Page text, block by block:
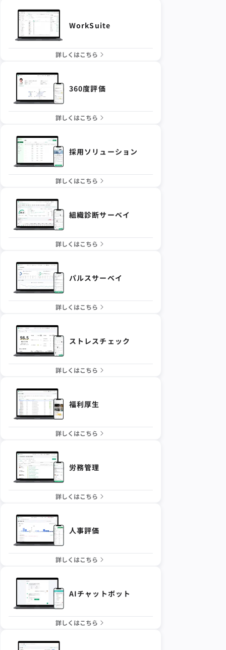
WorkSuite
詳しくはこちら
360度評価
詳しくはこちら
採用ソリューション
詳しくはこちら
組織診断サーベイ
詳しくはこちら
パルスサーベイ
詳しくはこちら
ストレスチェック
詳しくはこちら
福利厚生
詳しくはこちら
労務管理
詳しくはこちら
人事評価
詳しくはこちら
AIチャットボット
詳しくはこちら